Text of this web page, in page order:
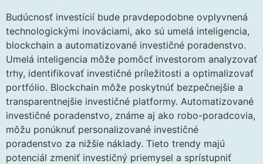
Budúcnosť investícií bude pravdepodobne ovplyvnená
technologickými inováciami, ako sú umelá inteligencia,
blockchain a automatizované investičné poradenstvo.
Umelá inteligencia môže pomôcť investorom analyzovať
trhy, identifikovať investičné príležitosti a optimalizovať
portfólio. Blockchain môže poskytnúť bezpečnejšie a
transparentnejšie investičné platformy. Automatizované
investičné poradenstvo, známe aj ako robo-poradcovia,
môžu ponúknuť personalizované investičné
poradenstvo za nižšie náklady. Tieto trendy majú
potenciál zmeniť investičný priemysel a sprístupniť